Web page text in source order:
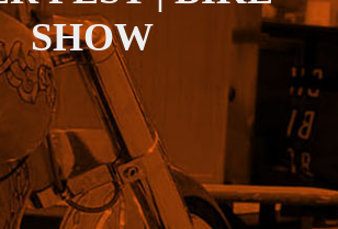
SHOW